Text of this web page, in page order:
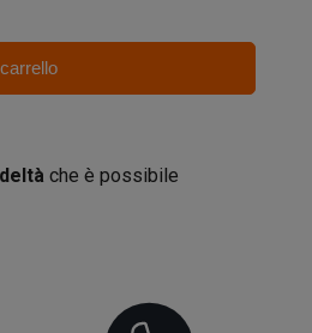
che è possibile